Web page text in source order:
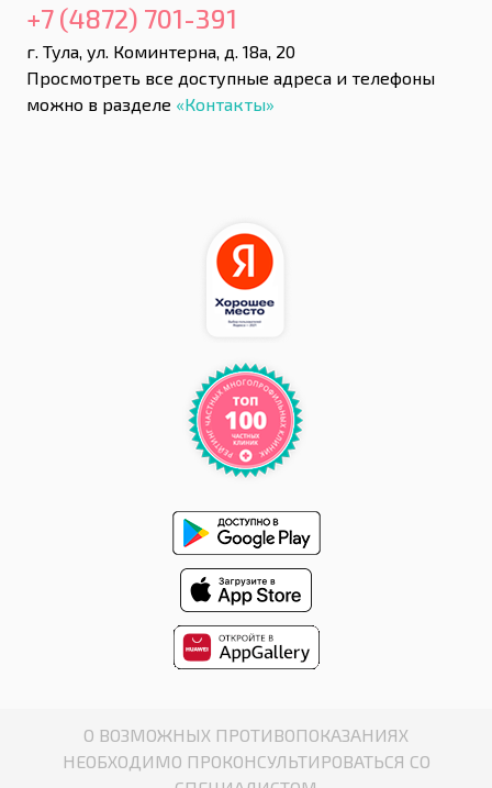
+7 (4872) 701-391
г. Тула, ул. Коминтерна, д. 18а, 20
Просмотреть все доступные адреса и телефоны
можно в разделе «Контакты»
О ВОЗМОЖНЫХ ПРОТИВОПОКАЗАНИЯХ
НЕОБХОДИМО ПРОКОНСУЛЬТИРОВАТЬСЯ СО